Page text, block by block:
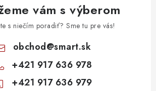
vám s výberom
s niečím poradiť? Sme tu pre vás!
obchod@smart.sk
+421 917 636 978
+421 917 636 979